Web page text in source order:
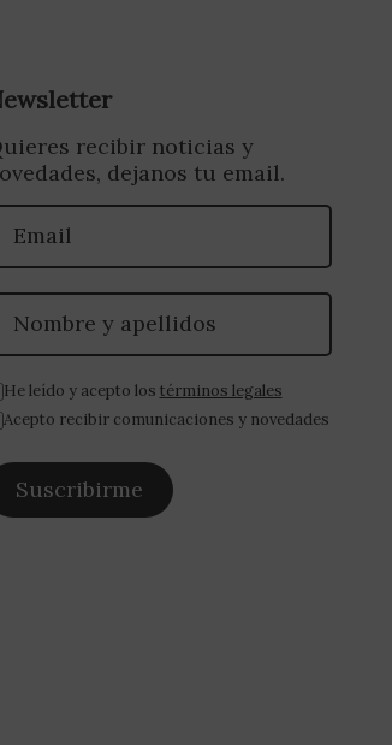
recibir noticias y
dejanos tu email.
He leído y acepto los términos legales
Acepto recibir comunicaciones y novedades